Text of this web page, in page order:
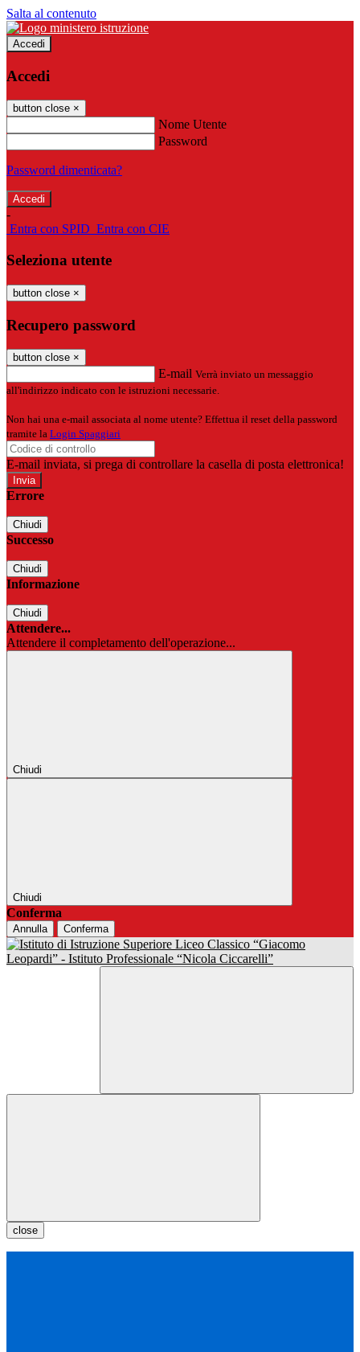
Salta al contenuto
Accedi
Accedi
button close ×
Nome Utente
Password
Password dimenticata?
-
Entra con SPID Entra con CIE
Seleziona utente
button close ×
Recupero password
button close ×
E-mail Verrà inviato un messaggio
all'indirizzo indicato con le istruzioni necessarie.
Non hai una e-mail associata al nome utente? Effettua il reset della password
tramite la Login Spaggiari
E-mail inviata, si prega di controllare la casella di posta elettronica!
Errore
Chiudi
Successo
Chiudi
Informazione
Chiudi
Attendere...
Attendere il completamento dell'operazione...
Chiudi
Chiudi
Conferma
Annulla Conferma
close